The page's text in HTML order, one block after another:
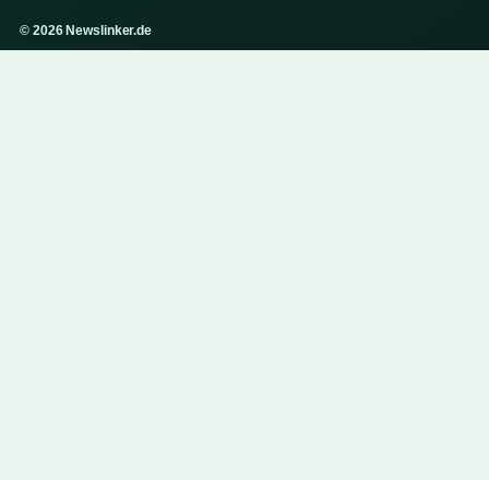
© 2026 Newslinker.de